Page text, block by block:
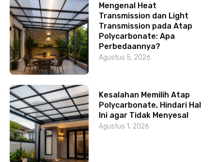
Mengenal Heat
Transmission dan Light
Transmission pada Atap
Polycarbonate: Apa
Perbedaannya?
Agustus 5, 2026
Kesalahan Memilih Atap
Polycarbonate, Hindari Hal
Ini agar Tidak Menyesal
Agustus 1, 2026